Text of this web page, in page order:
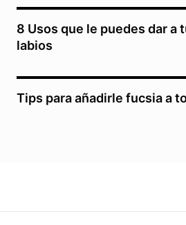
8 Usos que le puedes dar a
labios
Tips para añadirle fucsia a